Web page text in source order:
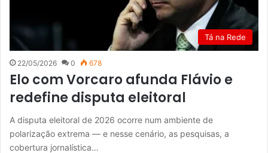
Tá na Rede
22/05/2026 0 678
Elo com Vorcaro afunda Flávio e
redefine disputa eleitoral
A disputa eleitoral de 2026 ocorre num ambiente de
polarização extrema — e nesse cenário, as pesquisas, a
cobertura jornalística…